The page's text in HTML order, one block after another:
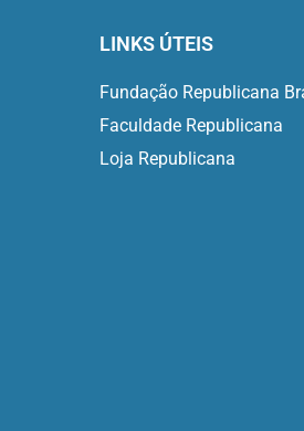
LINKS ÚTEIS
Fundação Republicana
Faculdade Republicana
Loja Republicana